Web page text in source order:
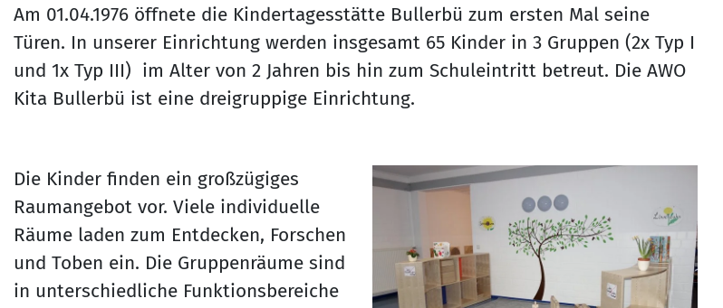
Am 01.04.1976 öffnete die Kindertagesstätte Bullerbü zum ersten Mal seine
Türen. In unserer Einrichtung werden insgesamt 65 Kinder in 3 Gruppen (2x Typ I
und 1x Typ III) im Alter von 2 Jahren bis hin zum Schuleintritt betreut. Die AWO
Kita Bullerbü ist eine dreigruppige Einrichtung.
Die Kinder finden ein großzügiges
Raumangebot vor. Viele individuelle
Räume laden zum Entdecken, Forschen
und Toben ein. Die Gruppenräume sind
in unterschiedliche Funktionsbereiche